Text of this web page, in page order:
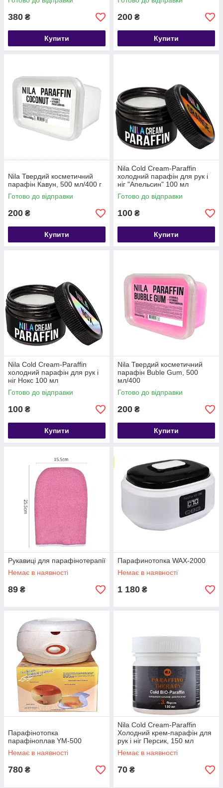
380 ₴
Купити
200 ₴
Купити
Nila Твердий косметичний
парафін Кавун, 500 мл/400 г
Готово до відправки
200 ₴
Купити
Nila Cold Cream-Paraffin
холодний парафін для рук і
ніг "Апельсин" 100 мл
Готово до відправки
100 ₴
Купити
Nila Cold Cream-Paraffin
холодний парафін для рук і
ніг Нокс 100 мл
Готово до відправки
100 ₴
Купити
Nila Твердий косметичний
парафін Buble Gum, 500
мл/400
Готово до відправки
200 ₴
Купити
Рукавиці для парафінотерапії
Немає в наявності
89 ₴
Парафинотопка WAX-2000
Немає в наявності
1 180 ₴
Парафінотопка
парафіноплав YM-500
Немає в наявності
780 ₴
Nila Cold Cream-Paraffin
Холодний крем-парафін для
рук і ніг Персик, 150 мл
Немає в наявності
70 ₴